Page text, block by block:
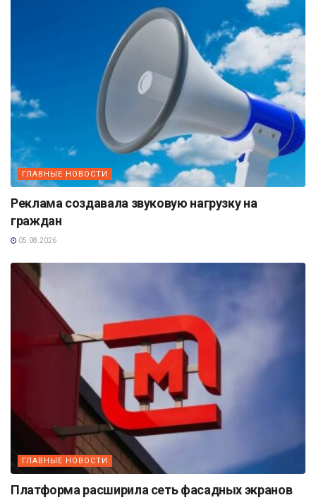
ГЛАВНЫЕ НОВОСТИ
Реклама создавала звуковую нагрузку на
граждан
05.08.2026
ГЛАВНЫЕ НОВОСТИ
Платформа расширила сеть фасадных экранов